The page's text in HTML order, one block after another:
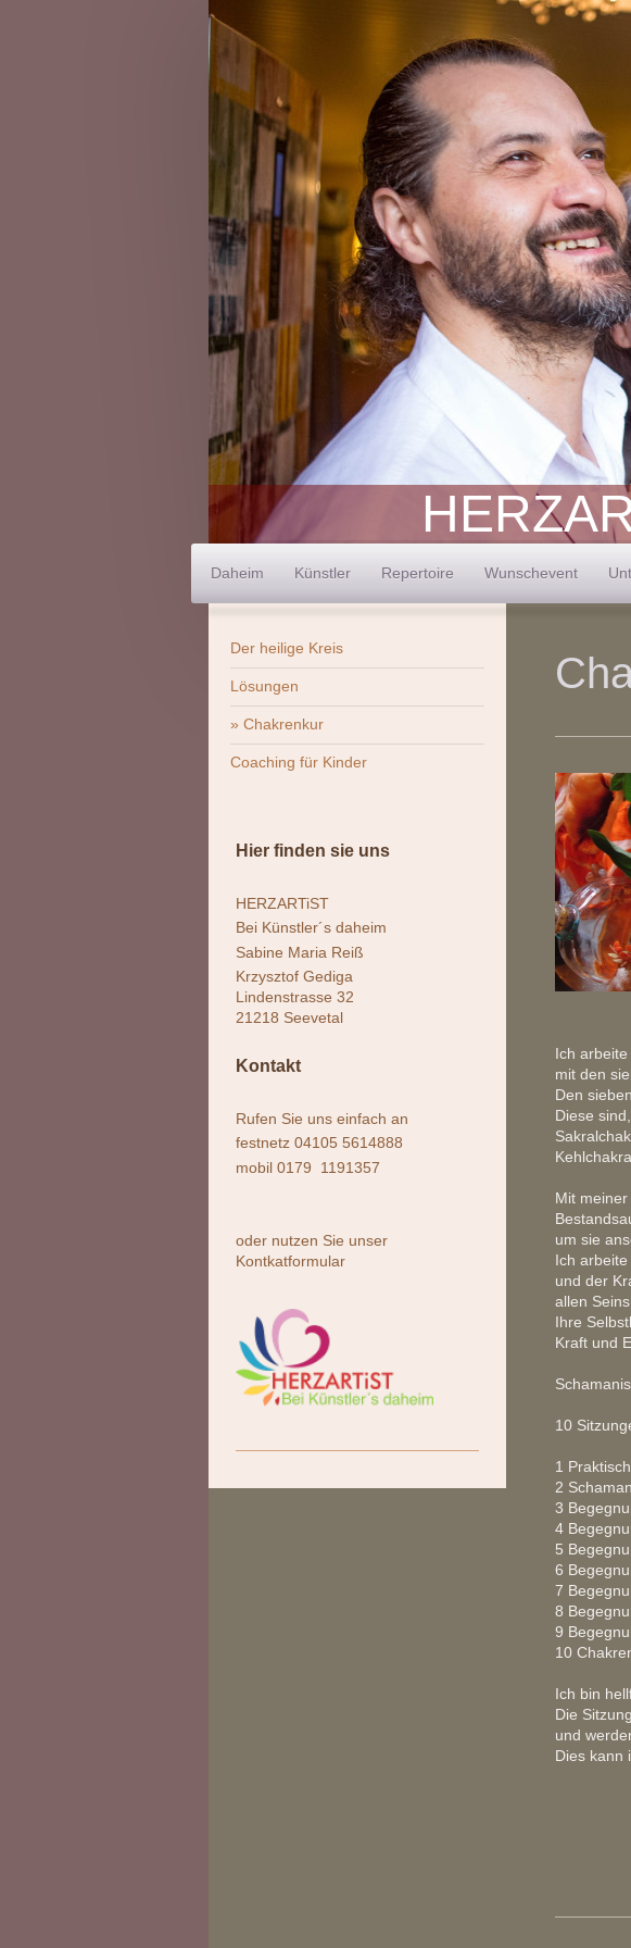
Daheim Künstler Repertoire Wunschevent
Ich
mit den
Den
Diese
Mit
um sie
Ich
und der
allen
Ihre
Kraft und
10
1
2
3
4
5
6
7
8
9
10
Ich bin
Die
und
Dies kann
Der heilige Kreis
Lösungen
Chakrenkur
Coaching für Kinder
Hier finden sie uns
HERZARTiST
Bei Künstler´s daheim
Sabine Maria Reiß
Krzysztof Gediga
Lindenstrasse 32
21218 Seevetal
Kontakt
Rufen Sie uns einfach an
festnetz 04105 5614888
mobil 0179 1191357
oder nutzen Sie unser
Kontkatformular